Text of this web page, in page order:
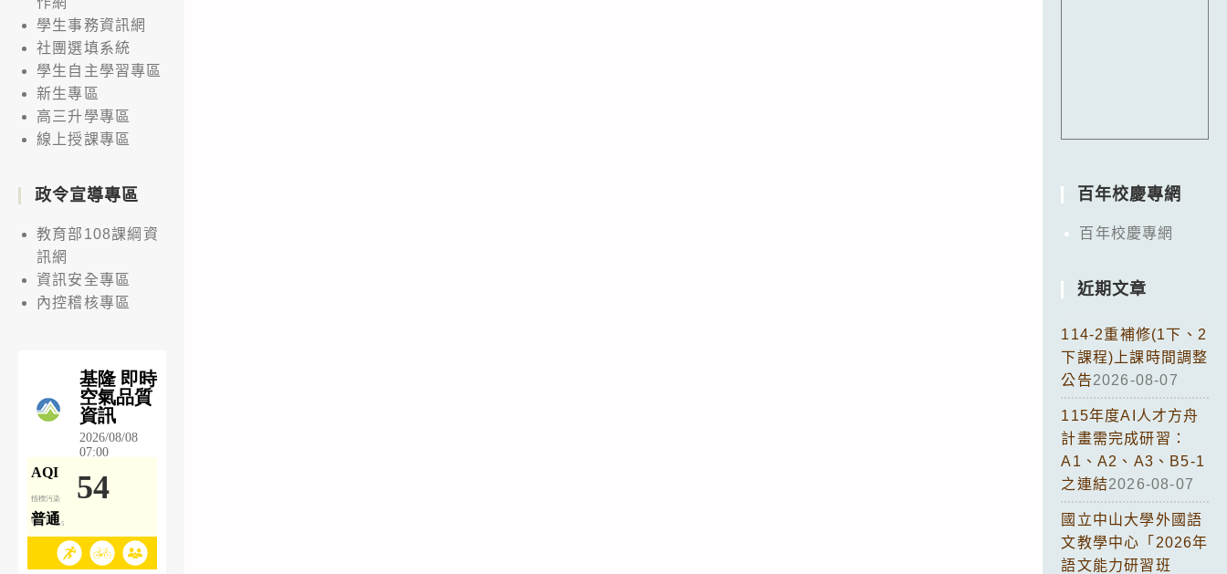
學生事務資訊網
社團選填系統
學生自主學習專區
新生專區
高三升學專區
線上授課專區
政令宣導專區
教育部108課綱資
訊網
資訊安全專區
內控稽核專區
百年校慶專網
百年校慶專網
近期文章
114-2重補修(1下、2
下課程)上課時間調整
公告2026-08-07
115年度AI人才方舟
計畫需完成研習：
A1、A2、A3、B5-1
之連結2026-08-07
國立中山大學外國語
文教學中心「2026年
語文能力研習班